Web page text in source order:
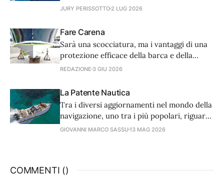
JURY PERISSOTTO 2 LUG 2026
Fare Carena
Sarà una scocciatura, ma i vantaggi di una
protezione efficace della barca e della
prevenzione dell'incrostazione dello scafo
REDAZIONE 3 GIU 2026
La Patente Nautica
Tra i diversi aggiornamenti nel mondo della
navigazione, uno tra i più popolari, riguarda
la patente nautica.
GIOVANNI MARCO SASSU13 MAG 2026
COMMENTI ()